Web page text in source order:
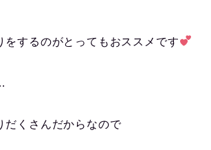
をするのがとってもおススメです
だくさんだからなので